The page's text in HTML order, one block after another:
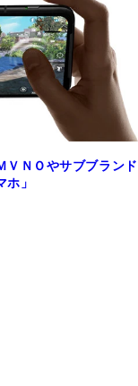
ＮＯやサブブランド
」